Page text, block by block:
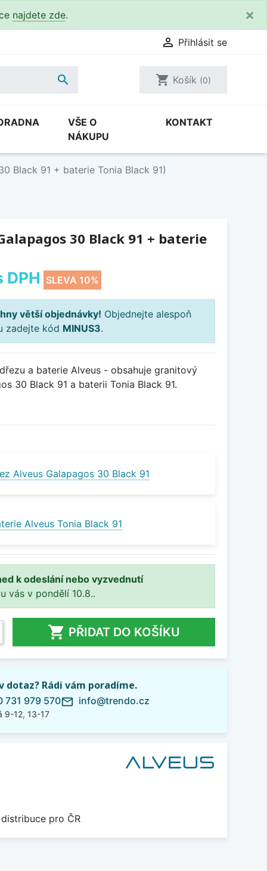
najdete zde. ×
 Přihlásit se
 shopping_cart Košík (0)
VŠE O
NÁKUPU
KONTAKT
Black 91 + baterie Tonia Black 91)
30 Black 91 + baterie
DPH SLEVA 10%
větší objednávky! Objednejte alespoň
zadejte kód MINUS3.
a baterie Alveus - obsahuje granitový
30 Black 91 a baterii Tonia Black 91.
Alveus Galapagos 30 Black 91
Alveus Tonia Black 91
k odeslání nebo vyzvednutí
vás v pondělí 10.8..
 PŘIDAT DO KOŠÍKU
dotaz? Rádi vám poradíme.
731 979 570
9-12, 13-17
mail_outline info@trendo.cz
pro ČR